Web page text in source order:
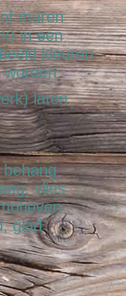
muren
in een
kleuren
worden.
laten
vlies
glad